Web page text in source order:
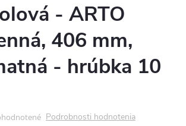
- ARTO
406 mm,
- hrúbka 10
Podrobnosti hodnotenia